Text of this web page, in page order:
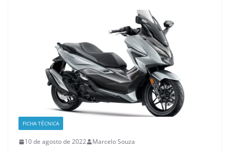
FICHA TÉCNICA
10 de agosto de 2022 Marcelo Souza